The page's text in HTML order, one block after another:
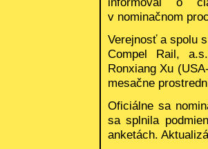
v nominačnom
Verejnosť a spolu
Compel Rail,
Ronxiang Xu
mesačne
Oficiálne sa
sa splnila
anketách.